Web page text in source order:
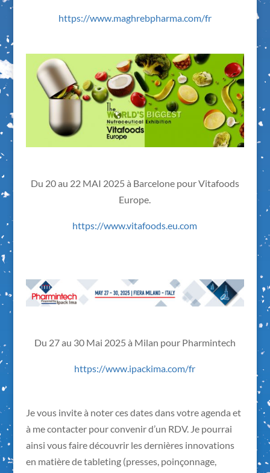
https://www.maghrebpharma.com/fr
Du 20 au 22 MAI 2025 à Barcelone pour Vitafoods
Europe.
https://www.vitafoods.eu.com
Du 27 au 30 Mai 2025 à Milan pour Pharmintech
https://www.ipackima.com/fr
Je vous invite à noter ces dates dans votre agenda et
à me contacter pour convenir d’un RDV. Je pourrai
ainsi vous faire découvrir les dernières innovations
en matière de tableting (presses, poinçonnage,